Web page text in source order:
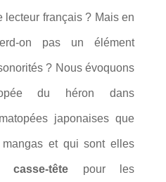
lecteur français ? Mais en
on pas un élément
? Nous évoquons
du héron dans
japonaises que
mangas et qui sont elles
casse-tête pour les